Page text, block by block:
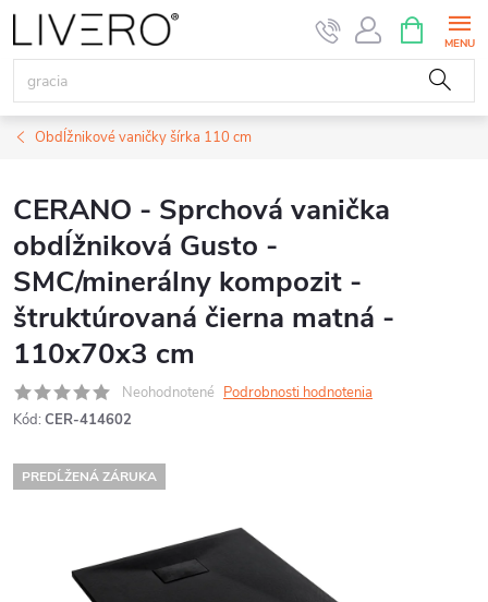
Prejsť
na
obsah
KOŠÍK
Obdĺžnikové vaničky šírka 110 cm
CERANO - Sprchová vanička
obdĺžniková Gusto -
SMC/minerálny kompozit -
štruktúrovaná čierna matná -
110x70x3 cm
Neohodnotené Podrobnosti hodnotenia
Kód: CER-414602
PREDĹŽENÁ ZÁRUKA